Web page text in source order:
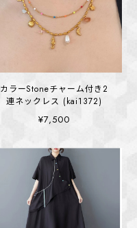
カラーStoneチャーム付き2
連ネックレス (kai1372)
¥7,500